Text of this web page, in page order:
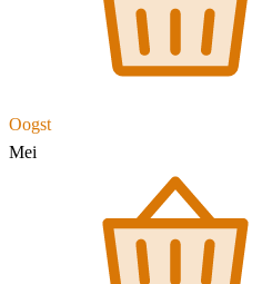
Oogst
Mei